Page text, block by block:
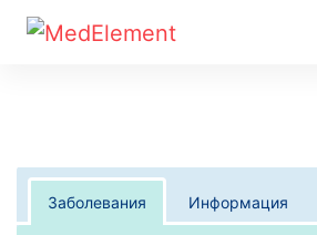
Заболевания Информация